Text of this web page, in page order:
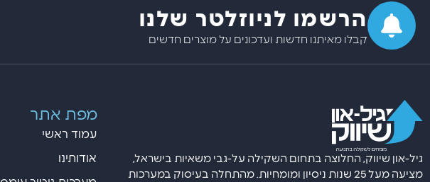
הרשמו לניוזלטר שלנו
קבלו מאיתנו חדשות ועדכונים על מוצרים חדשים
גיל-און שיווק, החלוצה בתחום השקילה על-גבי משאיות בישראל,
מציעה מעל 25 שנות ניסיון ומומחיות. מהתחלה בעיסוק במערכות
מפת אתר
עמוד ראשי
אודותינו